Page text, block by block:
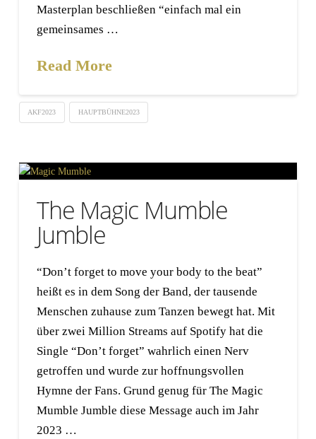
Masterplan beschließen “einfach mal ein
gemeinsames …
Read More
AKF2023 HAUPTBÜHNE2023
The Magic Mumble
Jumble
“Don’t forget to move your body to the beat”
heißt es in dem Song der Band, der tausende
Menschen zuhause zum Tanzen bewegt hat. Mit
über zwei Million Streams auf Spotify hat die
Single “Don’t forget” wahrlich einen Nerv
getroffen und wurde zur hoffnungsvollen
Hymne der Fans. Grund genug für The Magic
Mumble Jumble diese Message auch im Jahr
2023 …